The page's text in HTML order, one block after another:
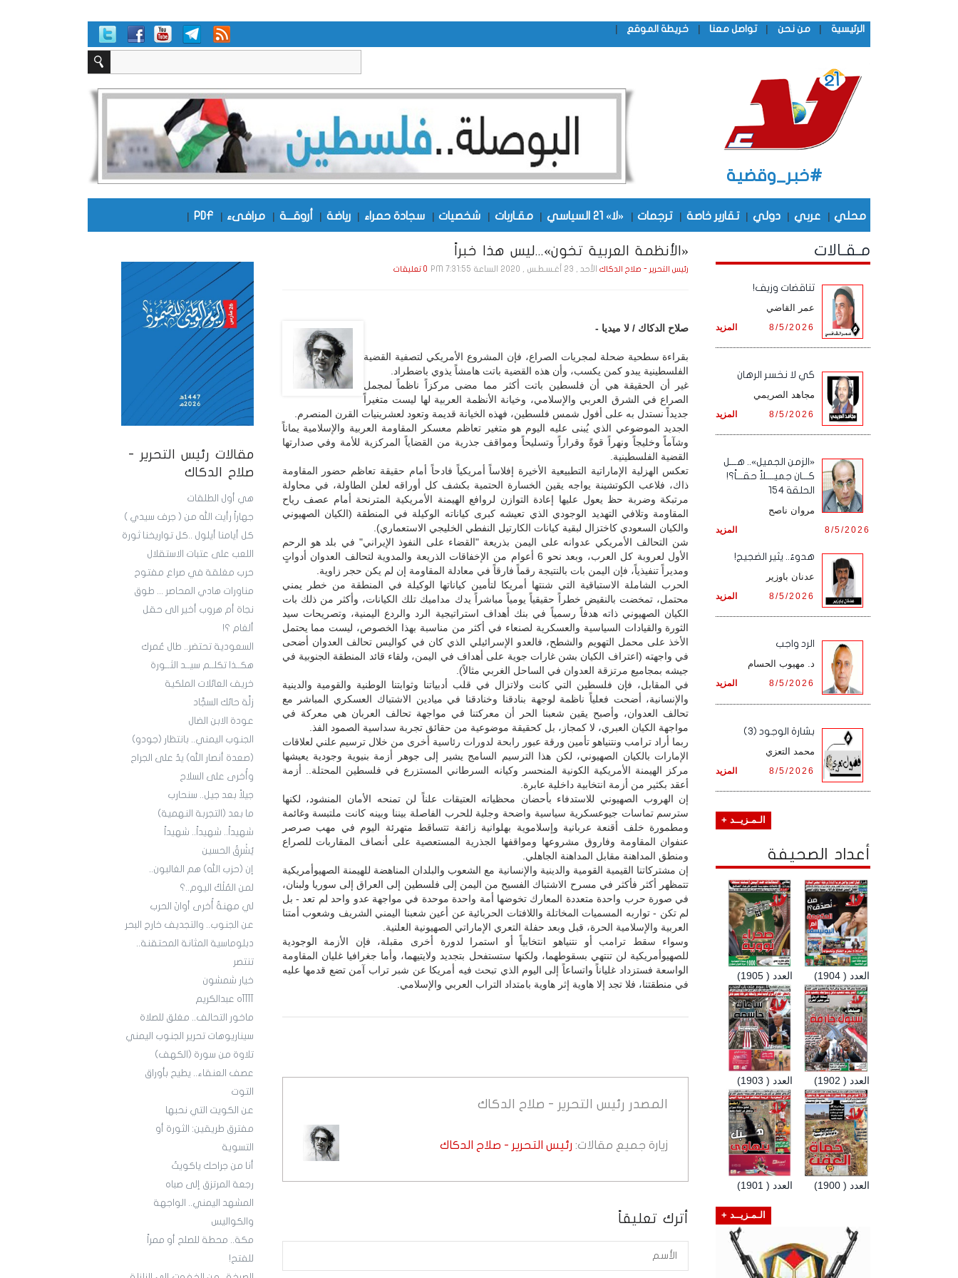
الرئيسية | من نحن | تواصل معنا | خريطة الموقع |
#خبر_وقضية
محلي | عربي | دولي | تقارير خاصة | ترجمات | «لا» 21 السياسي | مقـاربات | شخصيات | سجادة حمراء | رياضة | أروقـــة | مرافىء |
PDF
|
مقالات رئيس التحرير -
صلاح الدكاك
هي أول الطلقات
جهاراً رأيت الله من ( جرف سيدي )
كل أيامنا أيلول ..كل تواريخنا ثورة
اللعب على عتبات الاستقلال
حرب مغلقة في صراع مفتوح
مناورات هادي المحاصر ... طوق
نجاة أم هروب أخير الى حقل
ألغام ؟!
السعودية تحتضر.. طال عُمرك
هكــذا تكلــم سيــد الثــورة
خريف العائلات الملكية
زلَّة حائك السجَّاد
عودة الابن الضال
الجنوب اليمني.. بانتظار (جودو)
(صعدة أنصار الله) يدٌ على الجراح
وأُخرى على السلاح
جيلاً بعد جيل.. سنحارب
ما بعد (التجربة النهمية)
شهيداً.. شهيداً.. شهيداً
يُشْرِقُ الحسين
إن (حزب الله) هم الغالبون..
لمن المُلْكُ اليوم..؟
لي مهنةٌ أُخرى أوانَ الحرب
عن الجنوب.. والتجديف خارج البحر
دبلوماسية المثانة المحتقنة..
تنتصر
خيار شمشون
آآآآه عبدالكريم
ماخور التحالف.. مغلق للصلاة
سيناريوهات تحرير الجنوب اليمني
تلاوة من سورة (الكهف)
عصف العنقاء.. يطيح بأوراق
التوت
عن الكويت التي نحبها
مفترق طريقين: الثورة أو
التسوية
أنا من جراحك ياكويتُ
رجعة المرتزق إلى صباه
المشهد اليمني.. الواجهة
والكواليس
مكة.. محطة للصلح أو ممراً
للفتح!
«الأنظمة العربية تخون»...ليس هذا خبراً
رئيس التحرير - صلاح الدكاكالأحد , 23 أغـسـطـس , 2020 الساعة 7:31:55 PM 0 تعليقات
صلاح الدكاك / لا ميديا -
بقراءة سطحية ضحلة لمجريات الصراع، فإن المشروع الأمريكي لتصفية القضية
الفلسطينية يبدو كمن يكسب، وأن هذه القضية باتت هامشاً يذوي باضطراد.
غير أن الحقيقة هي أن فلسطين باتت أكثر مما مضى مركزاً ناظماً لمجمل
الصراع في الشرق العربي والإسلامي، وخيانة الأنظمة العربية لها ليست متغيراً
جديداً نستدل به على أفول شمس فلسطين، فهذه الخيانة قديمة وتعود لعشرينيات القرن المنصرم.
الجديد الموضوعي الذي يُبنى عليه اليوم هو متغير تعاظم معسكر المقاومة العربية والإسلامية يماناً
وشآماً وخليجاً ونهراً قوةً وقراراً وتسليحاً ومواقف جذرية من القضاياً المركزية للأمة وفي صدارتها
القضية الفلسطينية.
تعكس الهزلية الإماراتية التطبيعية الأخيرة إفلاساً أمريكياً فادحاً أمام حقيقة تعاظم حضور المقاومة
ذاك، فلاعب الكوتشينة يواجه يقين الخسارة الحتمية بكشف كل أوراقه لعلن الطاولة، في محاولة
مرتبكة وضربة حظ يعول عليها إعادة التوازن لروافع الهيمنة الأمريكية المترنحة أمام عصف رياح
المقاومة وتلافي التهديد الوجودي الذي تعيشه كبرى كياناته الوكيلة في المنطقة (الكيان الصهيوني
والكيان السعودي كاختزال لبقية كيانات الكارتيل النفطي الخليجي الاستعماري).
شن التحالف الأمريكي عدوانه على اليمن بذريعة "القضاء على النفوذ الإيراني" في بلد هو الرحم
الأول لعروبة كل العرب، وبعد نحو 6 أعوام من الإخفاقات الذريعة والمدوية لتحالف العدوان أدواتٍ
ومديراً تنفيذياً، فإن اليمن بات بالنتيجة رقماً فارقاً في معادلة المقاومة إن لم يكن حجر زاوية.
الحرب الشاملة الاستباقية التي شنتها أمريكا لتأمين كياناتها الوكيلة في المنطقة من خطر يمني
محتمل، تمخضت بالنقيض خطراً حقيقياً يومياً مباشراً يدك مداميك تلك الكيانات، وأكثر من ذلك بات
الكيان الصهيوني ذاته هدفاً رسمياً في بنك أهداف استراتيجية الرد والردع اليمنية، وتصريحات سيد
الثورة والقيادات السياسية والعسكرية لصنعاء في أكثر من مناسبة بهذا الخصوص، ليست مما يحتمل
الأخذ على محمل التهويم والشطح، فالعدو الإسرائيلي الذي كان في كواليس تحالف العدوان أضحى
في واجهته (اعتراف الكيان بشن غارات جوية على أهداف في اليمن، ولقاء قائد المنطقة الجنوبية في
جيشه بمجاميع مرتزقة العدوان في الساحل الغربي مثالاً).
في المقابل، فإن فلسطين التي كانت ولاتزال في قلب أدبياتنا وثوابتنا الوطنية والقومية والدينية
والإنسانية، أضحت فعلياً ناظمة لوجهة بنادقنا وخنادقنا في ميادين الاشتباك العسكري المباشر مع
تحالف العدوان، وأصبح يقين شعبنا الحر أن معركتنا في مواجهة تحالف العربان هي معركة في
مواجهة الكيان العبري، لا كمجاز، بل كحقيقة موضوعية من حقائق تجربة سداسية الصمود الفذ.
ربما أراد ترامب ونتنياهو تأمين ورقة عبور رابحة لدورات رئاسية أخرى من خلال ترسيم علني لعلاقات
الإمارات بالكيان الصهيوني، لكن هذا الترسيم السامج يشير إلى جوهر أزمة بنيوية وجودية يعيشها
مركز الهيمنة الأمريكية الكونية المنحسر وكيانه السرطاني المستزرع في فلسطين المحتلة.. أزمة
أعقد بكثير من أزمة انتخابية داخلية عابرة.
إن الهروب الصهيوني للاستدفاء بأحضان محظياته العتيقات علناً لن تمنحه الأمان المنشود، لكنها
سترسم تماسات جيوعسكرية سياسية واضحة وجلية للحرب الفاصلة بيننا وبينه كانت ملتبسة وغائمة
ومطمورة خلف أقنعة عربانية وإسلاموية بهلوانية زائفة تتساقط متهرئة اليوم في مهب صرصر
عنفوان المقاومة وفاروق مشروعها ومواقفها الجذرية المستعصية على أنصاف المقاربات للصراع
ومنطق المداهنة مقابل المداهنة الجاهلي.
إن مشتركاتنا القيمية القومية والدينية والإنسانية مع الشعوب والبلدان المناهضة للهيمنة الصهيوأمريكية
تتمظهر أكثر فأكثر في مسرح الاشتباك الفسيح من اليمن إلى فلسطين إلى العراق إلى سوريا ولبنان،
في صورة حرب واحدة متعددة المعارك تخوضها أمة واحدة موحدة في مواجهة عدو واحد لم تعد - بل
لم تكن - تواربه المسميات المخاتلة واللافتات الحربائية عن أعين شعبنا اليمني الشريف وشعوب أمتنا
العربية والإسلامية الحرة، قبل وبعد حفلة التعري الإماراتي الصهيونية العلنية.
وسواء سقط ترامب أو نتنياهو انتخابياً أو استمرا لدورة أخرى مقبلة، فإن الأزمة الوجودية
للصهيوأمريكية لن تنتهي بسقوطهما، ولكنها ستستفحل بتجديد ولايتيهما، وأما جغرافيا غليان المقاومة
الواسعة فستزداد غلياناً واتساعاً إلى اليوم الذي تبحث فيه أمريكا عن شبر تراب آمن تضع قدمها عليه
في منطقتنا، فلا تجد إلا هاوية إثر هاوية بامتداد التراب العربي والإسلامي.
المصدر رئيس التحرير - صلاح الدكاك
زيارة جميع مقالات: رئيس التحرير - صلاح الدكاك
أترك تعليقاً
مـقـالات
تناقضات وزيف!
عمر القاضي
المزيد 8/5/2026
كي لا نخسر الرهان
مجاهد الصريمي
المزيد 8/5/2026
«الزمن الجميل».. هـــل
كـــان جميــــلاً حقـــاً؟!
الحلقة 154
مروان ناصح
المزيد 8/5/2026
هدوءٌ.. يثير الضجيج!
عدنان باوزير
المزيد 8/5/2026
الرد واجب
د. مهيوب الحسام
المزيد 8/5/2026
بشارة الوجود (3)
محمد التعزي
المزيد 8/5/2026
الـمـزيــد +
أعداد الصحيفة
العدد ( 1905) العدد ( 1904)
العدد ( 1903) العدد ( 1902)
العدد ( 1901) العدد ( 1900)
الـمـزيــد +